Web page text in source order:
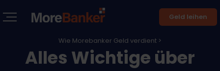
Geld leihen
Wie Morebanker Geld verdient >
Alles Wichtige über